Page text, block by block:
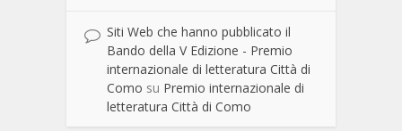
Siti Web che hanno pubblicato il
Bando della V Edizione - Premio
internazionale di letteratura Città di
Como su Premio internazionale di
letteratura Città di Como